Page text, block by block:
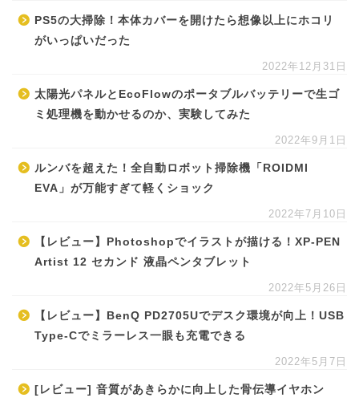
PS5の大掃除！本体カバーを開けたら想像以上にホコリ
がいっぱいだった
2022年12月31日
太陽光パネルとEcoFlowのポータブルバッテリーで生ゴ
ミ処理機を動かせるのか、実験してみた
2022年9月1日
ルンバを超えた！全自動ロボット掃除機「ROIDMI
EVA」が万能すぎて軽くショック
2022年7月10日
【レビュー】Photoshopでイラストが描ける！XP-PEN
Artist 12 セカンド 液晶ペンタブレット
2022年5月26日
【レビュー】BenQ PD2705Uでデスク環境が向上！USB
Type-Cでミラーレス一眼も充電できる
2022年5月7日
[レビュー] 音質があきらかに向上した骨伝導イヤホン